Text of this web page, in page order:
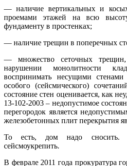
— наличие вертикальных и
проемами этажей на всю
фундаменту в простенках;
— наличие трещин в поперечных
— множество сеточных трещин,
нарушении монолитности
воспринимать несущими
особого (сейсмического)
состояние стен оценивается, как
13-102-2003 – недопустимое
перегородок является
железобетонных плит перекрытия
То есть, дом надо
сейсмоукрепить.
В феврале 2011 года прокуратура